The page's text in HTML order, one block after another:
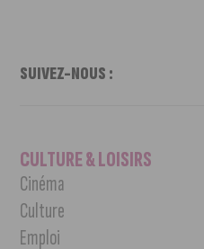
SUIVEZ-NOUS :
CULTURE & LOISIRS
Cinéma
Culture
Emploi